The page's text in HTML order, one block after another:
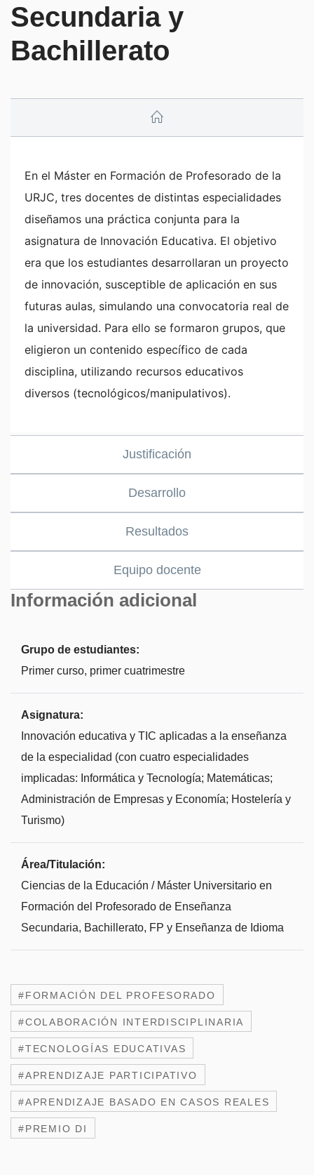
Secundaria y
Bachillerato
En el Máster en Formación de Profesorado de la
URJC, tres docentes de distintas especialidades
diseñamos una práctica conjunta para la
asignatura de Innovación Educativa. El objetivo
era que los estudiantes desarrollaran un proyecto
de innovación, susceptible de aplicación en sus
futuras aulas, simulando una convocatoria real de
la universidad. Para ello se formaron grupos, que
eligieron un contenido específico de cada
disciplina, utilizando recursos educativos
diversos (tecnológicos/manipulativos).
Justificación
Desarrollo
Resultados
Equipo docente
Información adicional
Grupo de estudiantes:
Primer curso, primer cuatrimestre
Asignatura:
Innovación educativa y TIC aplicadas a la enseñanza
de la especialidad (con cuatro especialidades
implicadas: Informática y Tecnología; Matemáticas;
Administración de Empresas y Economía; Hostelería y
Turismo)
Área/Titulación:
Ciencias de la Educación / Máster Universitario en
Formación del Profesorado de Enseñanza
Secundaria, Bachillerato, FP y Enseñanza de Idioma
#FORMACIÓN DEL PROFESORADO
#COLABORACIÓN INTERDISCIPLINARIA
#TECNOLOGÍAS EDUCATIVAS
#APRENDIZAJE PARTICIPATIVO
#APRENDIZAJE BASADO EN CASOS REALES
#PREMIO DI